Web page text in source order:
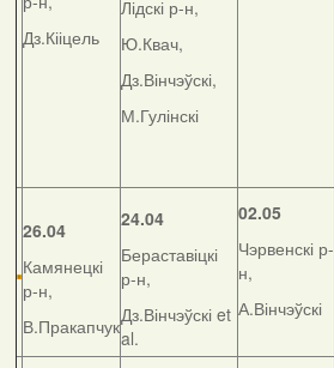
Дз.Кііцель
Лідскі р-н,
Ю.Квач,
Дз.Вінчэўскі,
М.Гулінскі
26.04
Камянецкі
р-н,
В.Пракапчук
24.04
Бераставіцкі
р-н,
Дз.Вінчэўскі et
al.
02.05
Чэрвенскі р-
н,
А.Вінчэўскі